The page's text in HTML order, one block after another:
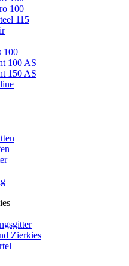
100
115
100
100 AS
150 AS
Zierkies